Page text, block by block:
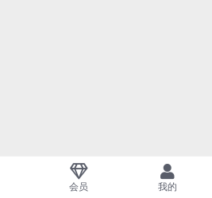
会员 我的